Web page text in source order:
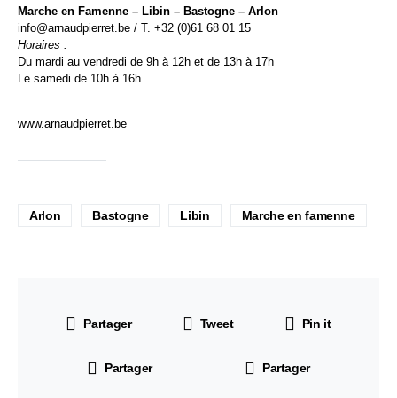
Marche en Famenne – Libin – Bastogne – Arlon
info@arnaudpierret.be / T. +32 (0)61 68 01 15
Horaires :
Du mardi au vendredi de 9h à 12h et de 13h à 17h
Le samedi de 10h à 16h
www.arnaudpierret.be
Arlon Bastogne Libin Marche en famenne
Partager Tweet Pin it
Partager Partager